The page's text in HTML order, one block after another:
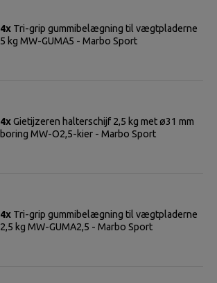
4x Tri-grip gummibelægning til vægtpladerne
5 kg MW-GUMA5 - Marbo Sport
4xGietijzeren halterschijf 2,5 kg met ø31 mm
boring MW-O2,5-kier - Marbo Sport
4x Tri-grip gummibelægning til vægtpladerne
2,5 kg MW-GUMA2,5 - Marbo Sport